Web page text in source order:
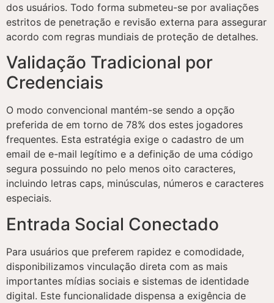
dos usuários. Todo forma submeteu-se por avaliações
estritos de penetração e revisão externa para assegurar
acordo com regras mundiais de proteção de detalhes.
Validação Tradicional por
Credenciais
O modo convencional mantém-se sendo a opção
preferida de em torno de 78% dos estes jogadores
frequentes. Esta estratégia exige o cadastro de um
email de e-mail legítimo e a definição de uma código
segura possuindo no pelo menos oito caracteres,
incluindo letras caps, minúsculas, números e caracteres
especiais.
Entrada Social Conectado
Para usuários que preferem rapidez e comodidade,
disponibilizamos vinculação direta com as mais
importantes mídias sociais e sistemas de identidade
digital. Este funcionalidade dispensa a exigência de